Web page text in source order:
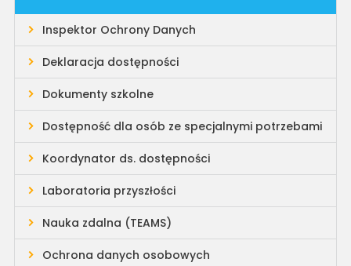
Inspektor Ochrony Danych
Deklaracja dostępności
Dokumenty szkolne
Dostępność dla osób ze specjalnymi potrzebami
Koordynator ds. dostępności
Laboratoria przyszłości
Nauka zdalna (TEAMS)
Ochrona danych osobowych